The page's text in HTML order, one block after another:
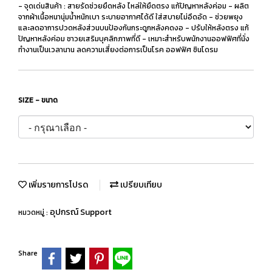
- จุดเด่นสินค้า : สายรัดช่วยยืดหลัง ไหล่ให้ยืดตรง แก้ปัญหาหลังค่อม - ผลิต
จากผ้าเนื้อหนานุ่มน้ำหนักเบา ระบายอากาศได้ดี ใส่สบายไม่อึดอัด - ช่วยพยุง
และลดอาการปวดหลังส่วนบนป้องกันกระดูกหลังคดงอ - ปรับให้หลังตรง แก้
ปัญหาหลังค่อม ชาวยเสริมบุคลิกภาพที่ดี - เหมาะสำหรับพนักงานออฟฟิศที่นั่ง
ทำงานเป็นเวลานาน ลดความเสี่ยงต่อการเป็นโรค ออฟฟิศ ซินโดรม
SIZE - ขนาด
เพิ่มรายการโปรด เปรียบเทียบ
หมวดหมู่ : อุปกรณ์ Support
Share